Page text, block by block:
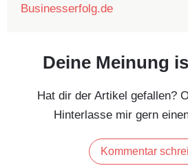
Businesserfolg.de
Deine Meinung
Hat dir der Artikel gefallen?
Hinterlasse mir gern
Kommentar